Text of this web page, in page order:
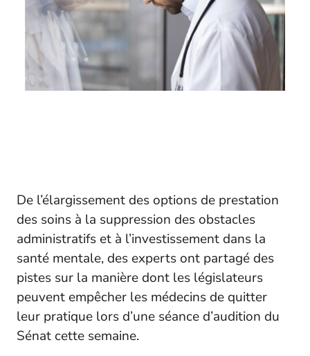
De l’élargissement des options de prestation
des soins à la suppression des obstacles
administratifs et à l’investissement dans la
santé mentale, des experts ont partagé des
pistes sur la manière dont les législateurs
peuvent empêcher les médecins de quitter
leur pratique lors d’une séance d’audition du
Sénat cette semaine.